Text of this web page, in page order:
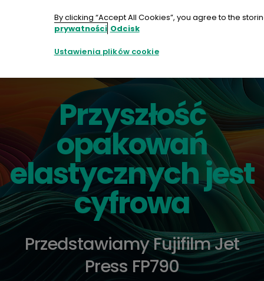
Przyszłość
opakowań
elastycznych jest
cyfrowa
Przedstawiamy Fujifilm Jet
Press FP790
By clicking “Accept All Cookies”, you agree to the
prywatności Odcisk
Ustawienia plików cookie